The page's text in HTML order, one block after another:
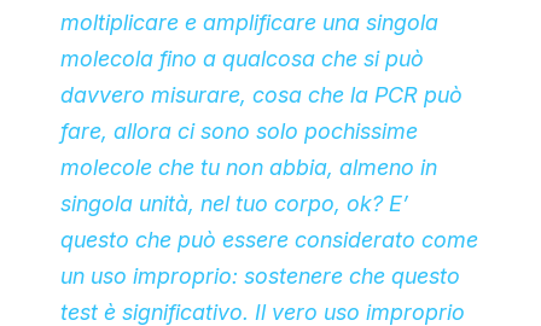
moltiplicare e amplificare una singola
molecola fino a qualcosa che si può
davvero misurare, cosa che la PCR può
fare, allora ci sono solo pochissime
molecole che tu non abbia, almeno in
singola unità, nel tuo corpo, ok? E’
questo che può essere considerato come
un uso improprio: sostenere che questo
test è significativo. Il vero uso improprio